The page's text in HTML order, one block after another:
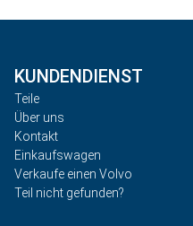
KUNDENDIENST
Teile
Über uns
Kontakt
Einkaufswagen
Verkaufe einen Volvo
Teil nicht gefunden?